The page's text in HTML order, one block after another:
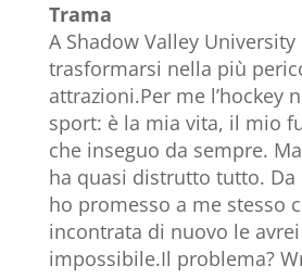
Trama
A Shadow Valley University
trasformarsi nella più
attrazioni.Per me l’hockey
sport: è la mia vita, il mio
che inseguo da sempre.
ha quasi distrutto tutto.
ho promesso a me stesso
incontrata di nuovo le
impossibile.Il problema?